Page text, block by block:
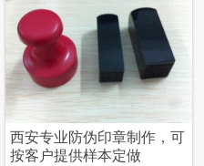
西安专业防伪印章制作，可
按客户提供样本定做